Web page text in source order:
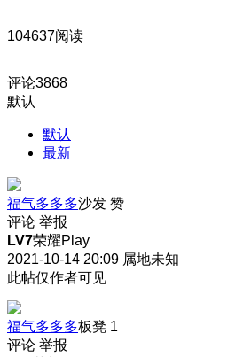
104637阅读
评论3868
默认
默认
最新
福气多多多沙发 赞
评论 举报
LV7荣耀Play
2021-10-14 20:09 属地未知
此帖仅作者可见
福气多多多板凳 1
评论 举报